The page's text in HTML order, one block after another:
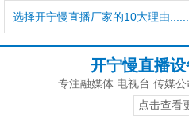
选择开宁慢直播厂家的10大理由......
开宁慢直播
专注融媒体.电视台.传媒公
点击查看